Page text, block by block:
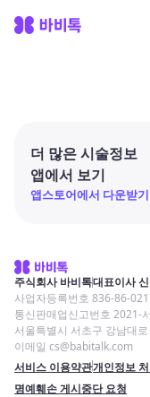
더 많은 시술정보
앱에서 보기
앱스토어에서 다운받기
주식회사 바비톡대표이사
사업자등록번호 836-86-
통신판매업신고번호 2021-
서울특별시 서초구 강남대
이메일 cs@babitalk.com
서비스 이용약관개인정보
명예훼손 게시중단 요청